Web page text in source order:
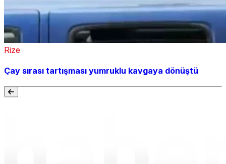
Rize
Çay sırası tartışması yumruklu kavgaya dönüştü